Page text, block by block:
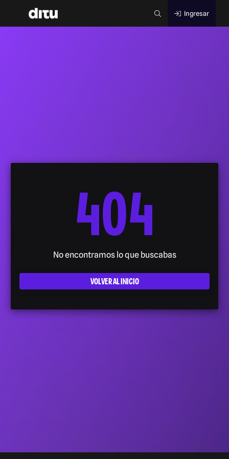
Ingresar
404
No encontramos lo que buscabas
VOLVER AL INICIO